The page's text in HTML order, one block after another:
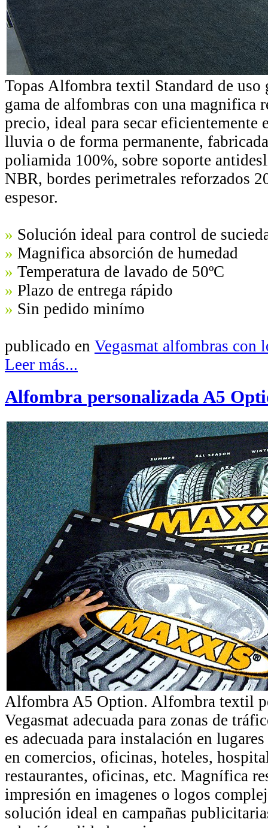
Topas Alfombra textil Standard de uso
gama de alfombras con una magnifica
precio, ideal para secar eficientemente
lluvia o de forma permanente,
poliamida 100%, sobre soporte
NBR, bordes perimetrales reforzados
espesor.
» Solución ideal para control de
» Magnifica absorción de humedad
» Temperatura de lavado de 50ºC
» Plazo de entrega rápido
» Sin pedido minímo
publicado en Vegasmat alfombras con
Leer más...
Alfombra personalizada A5
Alfombra A5 Option. Alfombra textil
Vegasmat adecuada para zonas de
es adecuada para instalación en
en comercios, oficinas, hoteles,
restaurantes, oficinas, etc. Magnífica
impresión en imagenes o logos
solución ideal en campañas